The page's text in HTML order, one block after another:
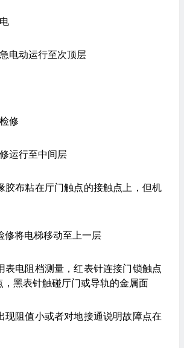
动运行至次顶层
修
行至中间层
粘在厅门触点的接触点上，但机
电梯移动至上一层
阻档测量，红表针连接门锁触点
，黑表针触碰厅门或导轨的金属面
值小或者对地接通说明故障点在